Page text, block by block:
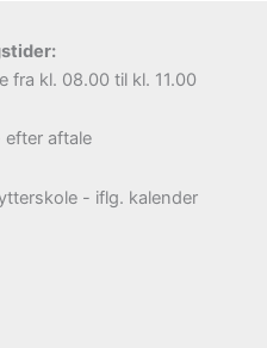
fra kl. 08.00 til kl. 11.00
efter aftale
- iflg. kalender